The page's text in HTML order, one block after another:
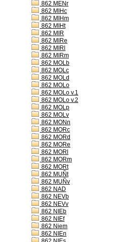
862 MENr
862 MIHc
862 MIHm
862 MIHt
862 MIR
862 MIRe
862 MIRl
862 MIRm
862 MOLb
862 MOLc
862 MOLd
862 MOLo
862 MOLo v.1
862 MOLo v.2
862 MOLp
862 MOLv
862 MONn
862 MORc
862 MORd
862 MORe
862 MORl
862 MORm
862 MORt
862 MUÑt
862 MUÑv
862 NAD
862 NEVb
862 NEVv
862 NIEb
862 NIEf
862 Niem
862 NIEn